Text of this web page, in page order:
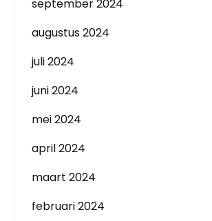
september 2024
augustus 2024
juli 2024
juni 2024
mei 2024
april 2024
maart 2024
februari 2024